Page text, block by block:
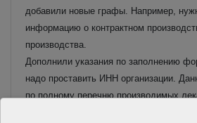
добавили новые графы. Например,
информацию о контрактном
производства.
Дополнили указания по заполнению
надо проставить ИНН организации.
по полному перечню производимых